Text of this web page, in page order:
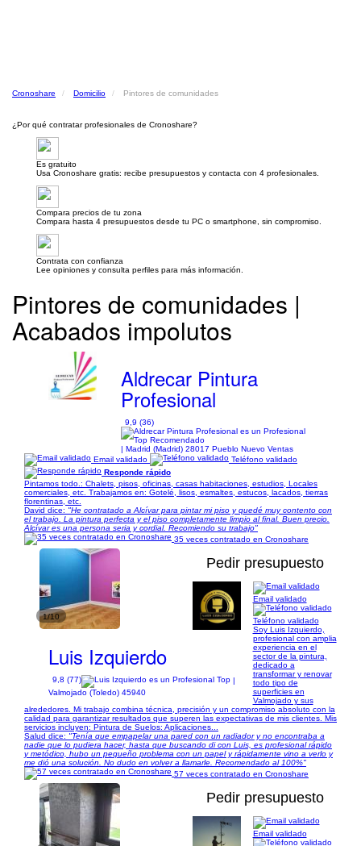
Cronoshare Domicilio Pintores de comunidades
¿Por qué contratar profesionales de Cronoshare?
Es gratuito
Usa Cronoshare gratis: recibe presupuestos y contacta con 4 profesionales.
Compara precios de tu zona
Compara hasta 4 presupuestos desde tu PC o smartphone, sin compromiso.
Contrata con confianza
Lee opiniones y consulta perfiles para más información.
Pintores de comunidades |
Acabados impolutos
Aldrecar Pintura
Profesional
9,9 (36)
| Madrid (Madrid) 28017 Pueblo Nuevo Ventas
Email validado
Teléfono validado
Responde rápido
Pintamos todo.: Chalets, pisos, oficinas, casas habitaciones, estudios, Locales
comerciales, etc. Trabajamos en: Gotelé, lisos, esmaltes, estucos, lacados, tierras
florentinas, etc.
David dice: "He contratado a Alcívar para pintar mi piso y quedé muy contento con
el trabajo. La pintura perfecta y el piso completamente limpio al final. Buen precio.
Alcívar es una persona seria y cordial. Recomiendo su trabajo"
35 veces contratado en Cronoshare
1/10
Pedir presupuesto
Luis Izquierdo
9,8 (77)
|
Valmojado (Toledo) 45940
Email validado
Teléfono validado
Soy Luis Izquierdo,
profesional con amplia
experiencia en el
sector de la pintura,
dedicado a
transformar y renovar
todo tipo de
superficies en
Valmojado y sus
alrededores. Mi trabajo combina técnica, precisión y un compromiso absoluto con la
calidad para garantizar resultados que superen las expectativas de mis clientes. Mis
servicios incluyen: Pintura de Suelos: Aplicaciones...
Salud dice: "Tenía que empapelar una pared con un radiador y no encontraba a
nadie que lo pudiera hacer, hasta que buscando di con Luis, es profesional rápido
y metódico, hubo un pequeño problema con un papel y rápidamente vino a verlo y
me dió una solución. No dudo en volver a llamarle. Recomendado al 100%"
57 veces contratado en Cronoshare
Pedir presupuesto
Email validado